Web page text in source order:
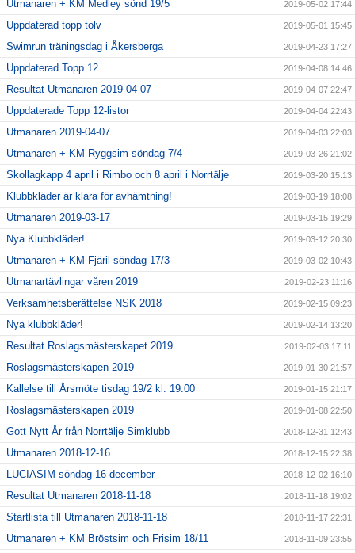
Utmanaren + KM Medley sönd 19/5 2019-05-02 17:44
Uppdaterad topp tolv 2019-05-01 15:45
Swimrun träningsdag i Åkersberga 2019-04-23 17:27
Uppdaterad Topp 12 2019-04-08 14:46
Resultat Utmanaren 2019-04-07 2019-04-07 22:47
Uppdaterade Topp 12-listor 2019-04-04 22:43
Utmanaren 2019-04-07 2019-04-03 22:03
Utmanaren + KM Ryggsim söndag 7/4 2019-03-26 21:02
Skollagkapp 4 april i Rimbo och 8 april i Norrtälje 2019-03-20 15:13
Klubbkläder är klara för avhämtning! 2019-03-19 18:08
Utmanaren 2019-03-17 2019-03-15 19:29
Nya Klubbkläder! 2019-03-12 20:30
Utmanaren + KM Fjäril söndag 17/3 2019-03-02 10:43
Utmanartävlingar våren 2019 2019-02-23 11:16
Verksamhetsberättelse NSK 2018 2019-02-15 09:23
Nya klubbkläder! 2019-02-14 13:20
Resultat Roslagsmästerskapet 2019 2019-02-03 17:11
Roslagsmästerskapen 2019 2019-01-30 21:57
Kallelse till Årsmöte tisdag 19/2 kl. 19.00 2019-01-15 21:17
Roslagsmästerskapen 2019 2019-01-08 22:50
Gott Nytt År från Norrtälje Simklubb 2018-12-31 12:43
Utmanaren 2018-12-16 2018-12-15 22:38
LUCIASIM söndag 16 december 2018-12-02 16:10
Resultat Utmanaren 2018-11-18 2018-11-18 19:02
Startlista till Utmanaren 2018-11-18 2018-11-17 22:31
Utmanaren + KM Bröstsim och Frisim 18/11 2018-11-09 23:55